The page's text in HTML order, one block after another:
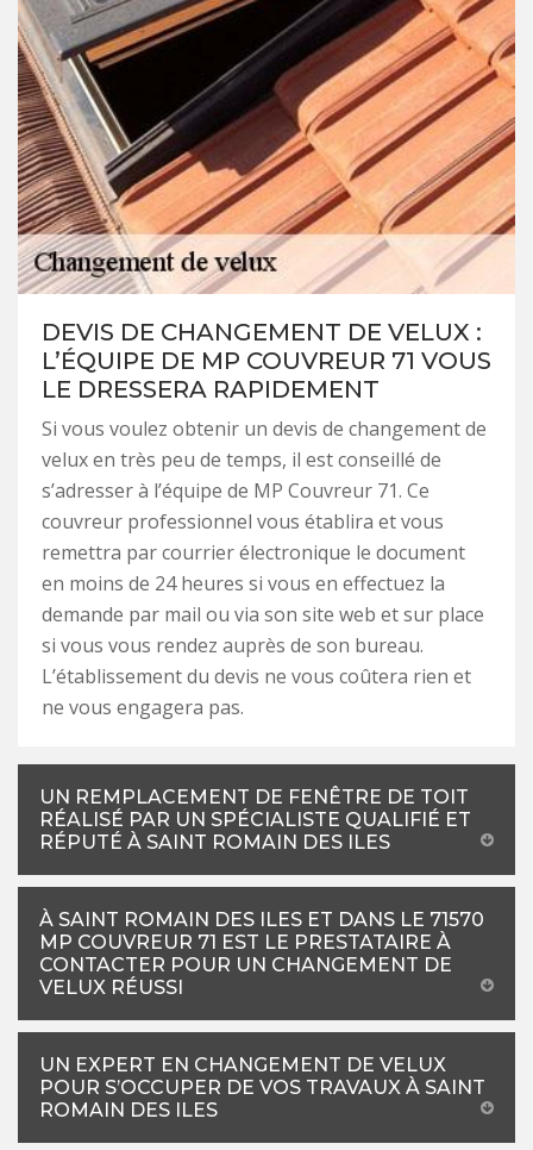
DEVIS DE CHANGEMENT DE VELUX :
L’ÉQUIPE DE MP COUVREUR 71 VOUS
LE DRESSERA RAPIDEMENT
Si vous voulez obtenir un devis de changement de
velux en très peu de temps, il est conseillé de
s’adresser à l’équipe de MP Couvreur 71. Ce
couvreur professionnel vous établira et vous
remettra par courrier électronique le document
en moins de 24 heures si vous en effectuez la
demande par mail ou via son site web et sur place
si vous vous rendez auprès de son bureau.
L’établissement du devis ne vous coûtera rien et
ne vous engagera pas.
UN REMPLACEMENT DE FENÊTRE DE TOIT
RÉALISÉ PAR UN SPÉCIALISTE QUALIFIÉ ET
RÉPUTÉ À SAINT ROMAIN DES ILES
À SAINT ROMAIN DES ILES ET DANS LE 71570
MP COUVREUR 71 EST LE PRESTATAIRE À
CONTACTER POUR UN CHANGEMENT DE
VELUX RÉUSSI
UN EXPERT EN CHANGEMENT DE VELUX
POUR S’OCCUPER DE VOS TRAVAUX À SAINT
ROMAIN DES ILES